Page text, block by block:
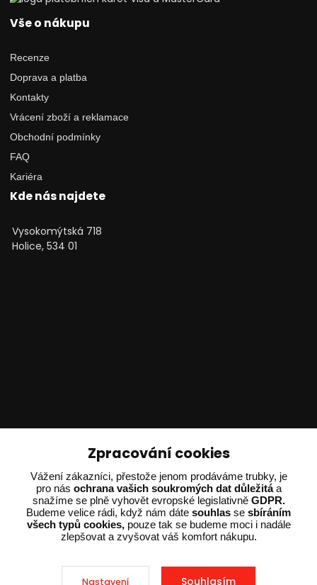
Vše o nákupu
Recenze
Doprava a platba
Kontakty
Vrácení zboží a reklamace
Obchodní podmínky
FAQ
Kariéra
Kde nás najdete
Vysokomýtská 718
Holice, 534 01
Ing. Adam Dvořák
+420 602 234 254
(Po-Pá 8:00 - 15:00)
potrebujiporadit@dvorak-karlik.cz
Zpracování cookies
Vážení zákazníci, přestože jenom prodáváme trubky, je
pro nás ochrana vašich soukromých dat důležitáa
snažíme se plně vyhovět evropské legislativně GDPR.
Budeme velice rádi, když nám dáte souhlas se sbíráním
všech typů cookies,pouze tak se budeme moci i nadále
zlepšovat a zvyšovat váš komfort nákupu.
Nastavení Souhlasím